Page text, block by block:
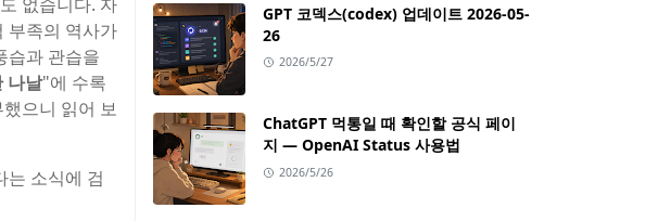
부족의 역사가
습과 관습을
나날"에 수록
으니 읽어 보
는 소식에 검
GPT 코덱스(codex) 업데이트 2026-05-
26
2026/5/27
ChatGPT 먹통일 때 확인할 공식 페이
지 — OpenAI Status 사용법
2026/5/26